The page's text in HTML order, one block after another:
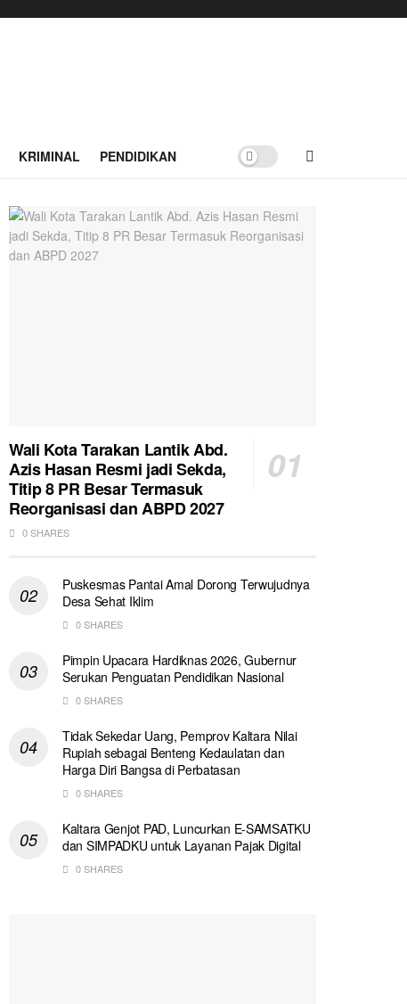
KRIMINAL PENDIDIKAN
Wali Kota Tarakan Lantik Abd.
Azis Hasan Resmi jadi Sekda,
Titip 8 PR Besar Termasuk
Reorganisasi dan ABPD 2027
0 SHARES
Puskesmas Pantai Amal Dorong Terwujudnya
Desa Sehat Iklim
0 SHARES
Pimpin Upacara Hardiknas 2026, Gubernur
Serukan Penguatan Pendidikan Nasional
0 SHARES
Tidak Sekedar Uang, Pemprov Kaltara Nilai
Rupiah sebagai Benteng Kedaulatan dan
Harga Diri Bangsa di Perbatasan
0 SHARES
Kaltara Genjot PAD, Luncurkan E-SAMSATKU
dan SIMPADKU untuk Layanan Pajak Digital
0 SHARES